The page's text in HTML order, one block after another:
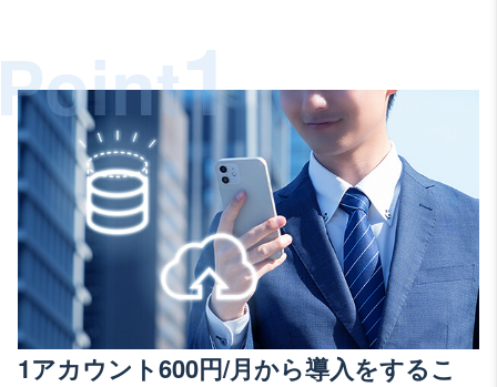
1
1アカウント600円/月から導入をするこ